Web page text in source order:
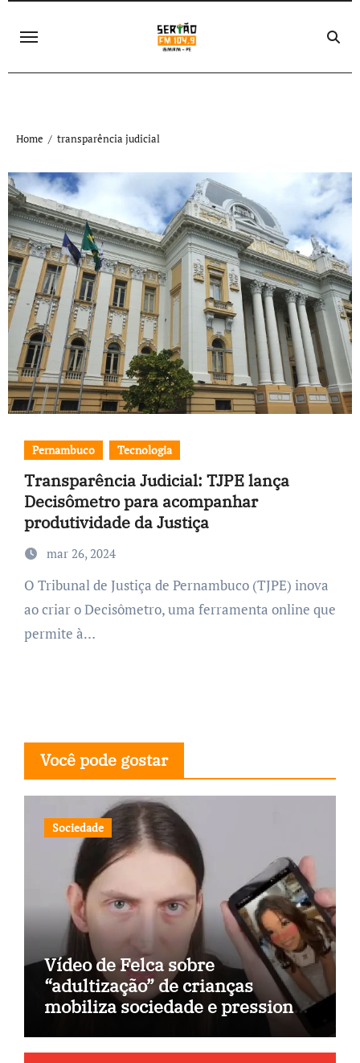
Home transparência judicial
Pernambuco Tecnologia
Transparência Judicial: TJPE lança
Decisômetro para acompanhar
produtividade da Justiça
mar 26, 2024
O Tribunal de Justiça de Pernambuco (TJPE) inova
ao criar o Decisômetro, uma ferramenta online que
permite à…
Você pode gostar
Sociedade
Vídeo de Felca sobre
“adultização” de crianças
mobiliza sociedade e pressiona